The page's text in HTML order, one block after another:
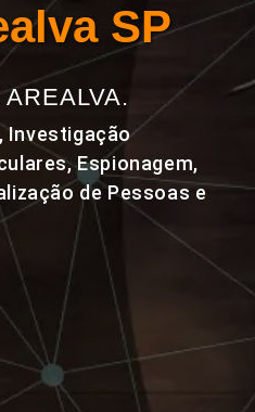
SP
Investigação
Espionagem,
de Pessoas e